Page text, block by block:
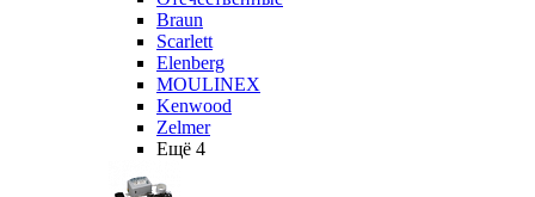
Braun
Scarlett
Elenberg
MOULINEX
Kenwood
Zelmer
Ещё 4